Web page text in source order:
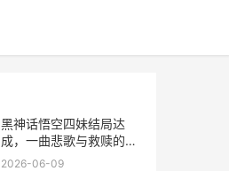
黑神话悟空四妹结局达
成，一曲悲歌与救赎的旅
程
2026-06-09